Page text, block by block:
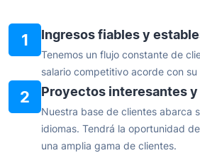
1 Ingresos fiables y
Tenemos un flujo constante de
salario competitivo acorde con
2 Proyectos interesantes
Nuestra base de clientes abarca
idiomas. Tendrá la oportunidad
una amplia gama de clientes.